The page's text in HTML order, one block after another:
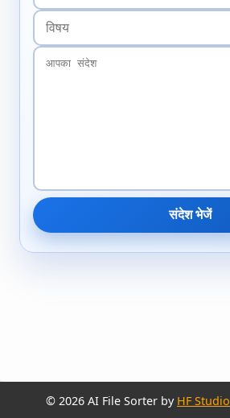
संदेश भेजें
© 2026 AI File Sorter by HF Studio